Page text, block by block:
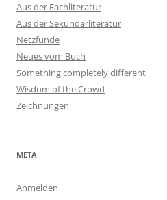
Aus der Fachliteratur
Aus der Sekundärliteratur
Netzfunde
Neues vom Buch
Something completely different
Wisdom of the Crowd
Zeichnungen
META
Anmelden